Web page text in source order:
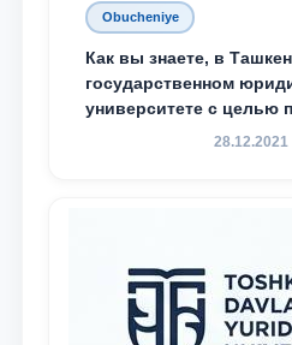
Obucheniye
Как вы знаете, в
государственном
университете с целью
талантливых, активных
28.12.2021